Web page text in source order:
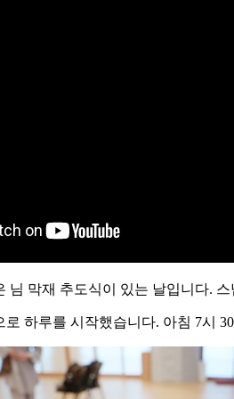
님 막재 추도식이 있는 날입니다.
하루를 시작했습니다. 아침 7시